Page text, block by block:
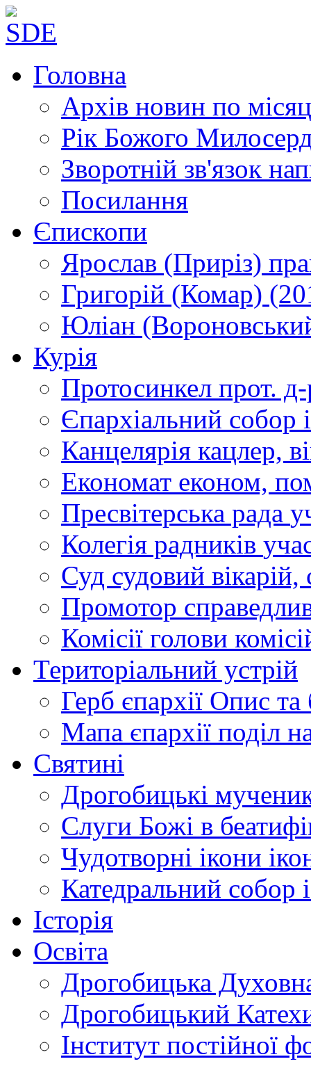
Головна
Архів новин по
Рік Божого
Зворотній зв'язок
Посилання
Єпископи
Ярослав (Приріз)
Григорій (Комар)
Юліан
Курія
Протосинкел прот.
Єпархіальний собор
Канцелярія кацлер,
Економат економ,
Пресвітерська рада
Колегія радників
Суд судовий вікарій,
Промотор
Комісії голови
Територіальний устрій
Герб єпархії Опис та
Мапа єпархії поділ
Святині
Дрогобицькі
Слуги Божі в
Чудотворні ікони
Катедральний собор
Історія
Освіта
Дрогобицька
Дрогобицький
Інститут постійної